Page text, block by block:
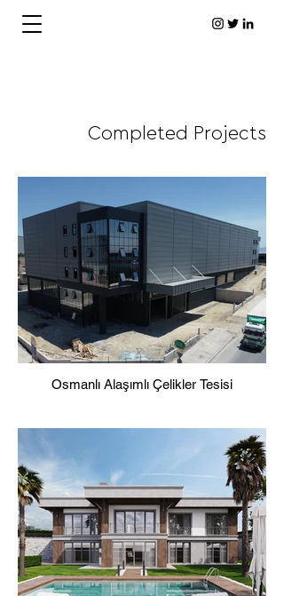
Completed Projects
Osmanlı Alaşımlı Çelikler Tesisi